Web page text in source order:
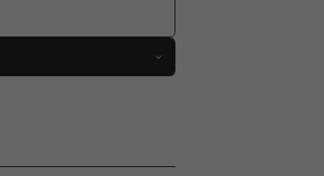
Kortfack, Magnetstängning